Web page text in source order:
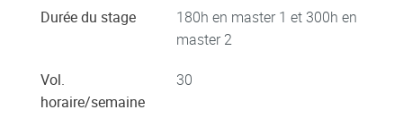
Durée du stage
180h en master 1 et 300h en
master 2
Vol.
horaire/semaine
30